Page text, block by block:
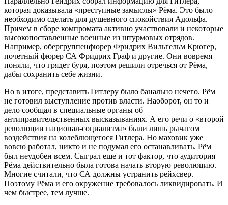
которая доказывала «преступные замыслы» Рёма. Это было
необходимо сделать для душевного спокойствия Адольфа.
Причем в сборе компромата активно участвовали и некоторые
высокопоставленные военные из штурмовых отрядов.
Например, обергруппенфюрер Фридрих Вильгельм Крюгер,
почетный фюрер СА Фридрих Граф и другие. Они вовремя
поняли, что грядет буря, поэтом решили отречься от Рёма,
дабы сохранить себе жизни.
Но в итоге, представить Гитлеру было банально нечего. Рём
не готовил выступление против власти. Наоборот, он то и
дело сообщал в специальные органы об
антиправительственных высказываниях. А его речи о «второй
революции национал-социализма» были лишь рычагом
воздействия на колеблющегося Гитлера. Но маховик уже
вовсю работал, никто и не подумал его останавливать. Рём
был неудобен всем. Сыграл еще и тот фактор, что аудитория
Рёма действительно была готова начать вторую революцию.
Многие считали, что СА должны устранить рейхсвер.
Поэтому Рёма и его окружение требовалось ликвидировать. И
чем быстрее, тем лучше.